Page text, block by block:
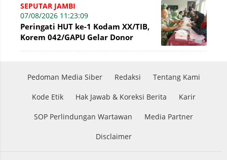
SEPUTAR JAMBI
07/08/2026 11:23:09
Peringati HUT ke-1 Kodam XX/TIB,
Korem 042/GAPU Gelar Donor
Pedoman Media Siber Redaksi Tentang Kami
Kode Etik Hak Jawab & Koreksi Berita Karir
SOP Perlindungan Wartawan Media Partner
Disclaimer